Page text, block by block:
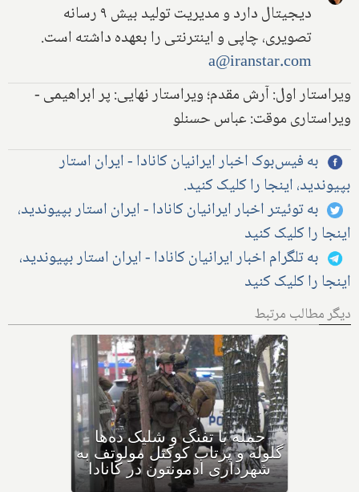
دیجیتال دارد و مدیریت تولید بیش ۹ رسانه
تصویری، چاپی و اینترنتی را بعهده داشته است.
a@iranstar.com
ویراستار اول: آرش مقدم؛ ویراستار نهایی: پر ابراهیمی -
ویراستاری موقت: عباس حسنلو
به فیس‌بوک اخبار ایرانیان کانادا - ایران استار
بپیوندید، اینجا را کلیک کنید.
به توئیتر اخبار ایرانیان کانادا - ایران استار بپیوندید،
اینجا را کلیک کنید
به تلگرام اخبار ایرانیان کانادا - ایران استار بپیوندید،
اینجا را کلیک کنید
دیگر مطالب مرتبط
بهداشت کانادا: این داروی
کودکان، ماست و چیا، را
مصرف نکنید و این تشک نیز
احتمال خفگی دارد